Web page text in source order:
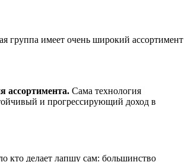
группа имеет очень широкий ассортимент
ассортимента. Сама технология
и прогрессирующий доход в
кто делает лапшу сам: большинство